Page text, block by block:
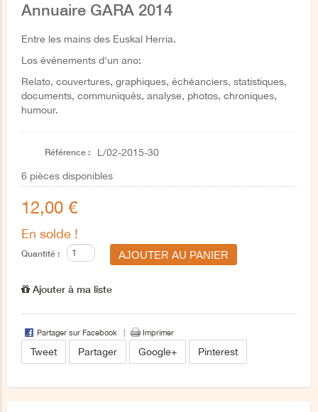
Annuaire GARA 2014
Entre les mains des Euskal Herria.
Los événements d'un ano:
Relato, couvertures, graphiques, échéanciers, statistiques,
documents, communiqués, analyse, photos, chroniques,
humour.
Référence : L/02-2015-30
6 pièces disponibles
12,00 €
En solde !
Quantité :
Ajouter à ma liste
Partager sur Facebook Imprimer
Tweet Partager Google+ Pinterest